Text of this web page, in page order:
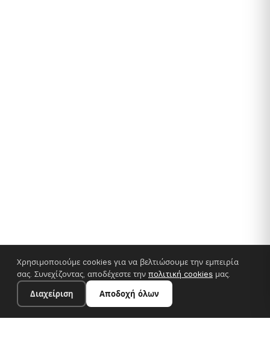
Χρησιμοποιούμε cookies για να βελτιώσουμε την εμπειρία
σας. Συνεχίζοντας, αποδέχεστε την πολιτική cookies μας.
Διαχείριση
Αποδοχή όλων